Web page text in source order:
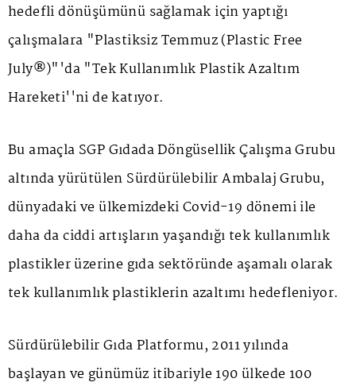
hedefli dönüşümünü sağlamak için yaptığı
çalışmalara "Plastiksiz Temmuz (Plastic Free
July®)"'da "Tek Kullanımlık Plastik Azaltım
Hareketi''ni de katıyor.
Bu amaçla SGP Gıdada Döngüsellik Çalışma Grubu
altında yürütülen Sürdürülebilir Ambalaj Grubu,
dünyadaki ve ülkemizdeki Covid-19 dönemi ile
daha da ciddi artışların yaşandığı tek kullanımlık
plastikler üzerine gıda sektöründe aşamalı olarak
tek kullanımlık plastiklerin azaltımı hedefleniyor.
Sürdürülebilir Gıda Platformu, 2011 yılında
başlayan ve günümüz itibariyle 190 ülkede 100